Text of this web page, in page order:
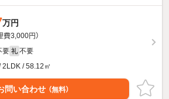
万円
費3,000円）
要 礼 不要
2LDK / 58.12㎡
問い合わせ （無料）